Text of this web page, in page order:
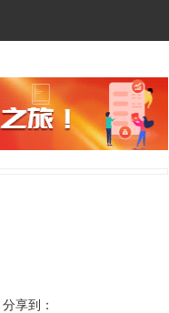
分享到：